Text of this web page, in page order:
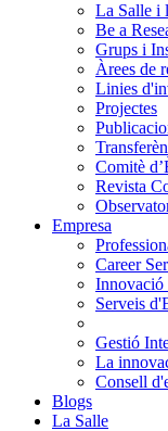
La Salle i
Be a
Grups i
Àrees de
Linies
Projectes
Comitè
Revista
Empresa
Career
Serveis
Gestió
La
Consell
Blogs
La Salle